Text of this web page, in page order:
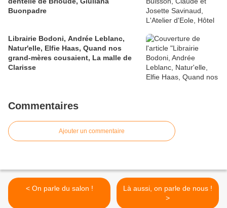
Buonpadre
Librairie Bodoni, Andrée Leblanc,
Natur'elle, Elfie Haas, Quand nos
grand-mères cousaient, La malle de
Clarisse
Commentaires
Ajouter un commentaire
< On parle du salon !
Là aussi, on parle de nous !
>